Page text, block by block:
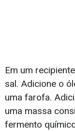
Em um
sal. Adicione o
uma farofa.
uma massa
fermento